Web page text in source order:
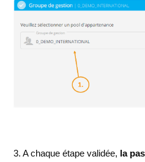
3. A chaque étape validée, la